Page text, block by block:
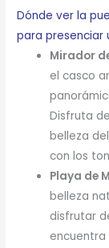
Dónde ver la
para presenciar
Mirador
el casco
Disfruta
belleza
con los
Playa de
belleza
disfrutar
encuentra